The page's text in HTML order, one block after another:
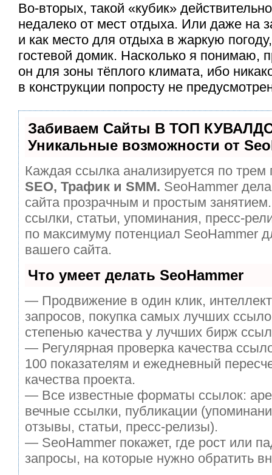
Во-вторых, такой «кубик»
недалеко от мест отдыха. Или даже на
и как место для отдыха в жаркую
гостевой домик. Насколько я понимаю,
он для зоны тёплого климата, ибо
в конструкции попросту не
Забиваем Сайты В ТОП
Уникальные возможности от
Каждая ссылка анализируется по трем
SEO, Трафик и SMM. SeoHammer
сайта прозрачным и простым
ссылки, статьи, упоминания, пресс-
по максимуму потенциал SeoHammer
вашего сайта.
Что умеет делать SeoHammer
— Продвижение в один клик,
запросов, покупка самых лучших
степенью качества у лучших бирж
— Регулярная проверка качества
100 показателям и ежедневный
качества проекта.
— Все известные форматы ссылок:
вечные ссылки, публикации
отзывы, статьи, пресс-релизы).
— SeoHammer покажет, где рост или
запросы, на которые нужно обратить